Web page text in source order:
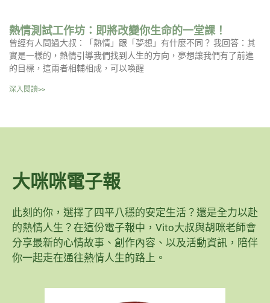
熱情測試工作坊：即將改變你生命的一堂課！
曾經有人問過大叔：「熱情」跟「夢想」有什麼不同？ 我回答：其
實是一樣的，熱情引導我們找到人生的方向，夢想讓我們有了前進
的目標，這兩者相輔相成，可以喚醒
深入閱讀>>
大咪咪電子報
此刻的你，選擇了四平八穩的安定生活？還是全力以赴
的熱情人生？在這份電子報中，Vito大叔與胡咪老師會
分享最新的心情故事、創作內容、以及活動資訊，陪伴
你一起走在通往熱情人生的路上。